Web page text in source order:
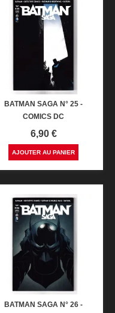
BATMAN SAGA N° 25 -
COMICS DC
Prix
6,90 €
AJOUTER AU PANIER
BATMAN SAGA N° 26 -